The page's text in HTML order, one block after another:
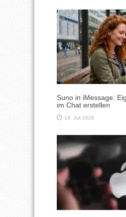
Suno in iMessage:
im Chat erstellen
16. Juli 2026